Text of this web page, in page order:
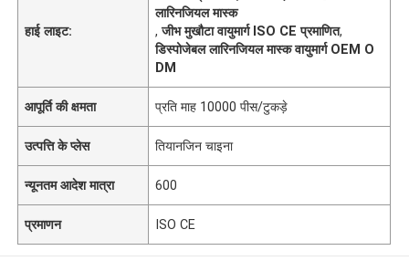
हाई लाइट:
लारिनजियल मास्क
,जीभ मुखौटा वायुमार्ग ISO CE प्रमाणित,
डिस्पोजेबल लारिनजियल मास्क वायुमार्ग OEM O
DM
आपूर्ति की क्षमता प्रति माह 10000 पीस/टुकड़े
उत्पत्ति के प्लेस तियानजिन चाइना
न्यूनतम आदेश मात्रा 600
प्रमाणन ISO CE